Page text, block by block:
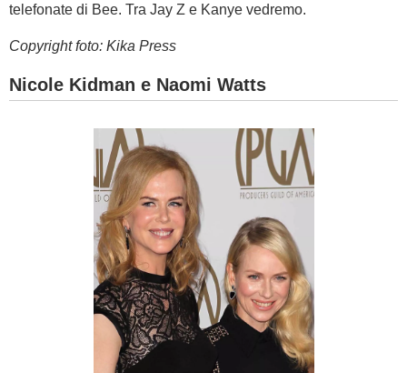
telefonate di Bee. Tra Jay Z e Kanye vedremo.
Copyright foto: Kika Press
Nicole Kidman e Naomi Watts